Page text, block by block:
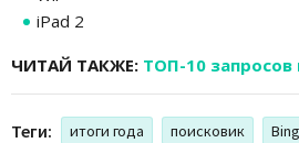
iPad 2
ЧИТАЙ ТАКЖЕ: ТОП-10 запросов
Теги: итоги года поисковик Bing